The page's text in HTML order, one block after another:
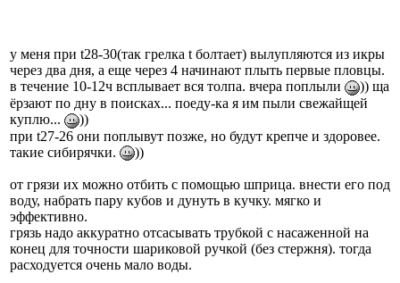
у меня при t28-30(так грелка t болтает) вылупляются из икры
через два дня, а еще через 4 начинают плыть первые пловцы.
в течение 10-12ч всплывает вся толпа. вчера поплыли
)) ща
ёрзают по дну в поисках... поеду-ка я им пыли свежайщей
куплю...
))
при t27-26 они поплывут позже, но будут крепче и здоровее.
такие сибирячки.
))
от грязи их можно отбить с помощью шприца. внести его под
воду, набрать пару кубов и дунуть в кучку. мягко и
эффективно.
грязь надо аккуратно отсасывать трубкой с насаженной на
конец для точности шариковой ручкой (без стержня). тогда
расходуется очень мало воды.